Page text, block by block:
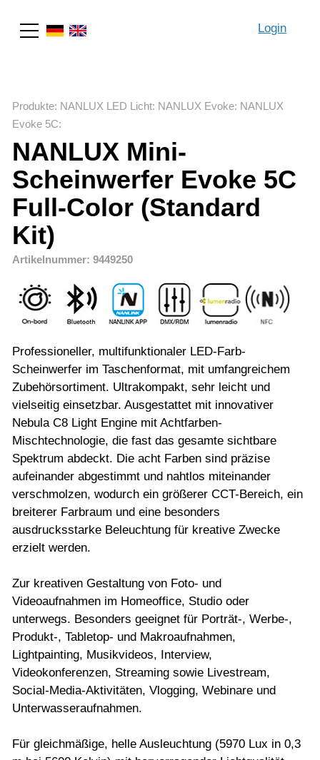
Login
Produkte: NANLUX LED Licht: NANLUX Evoke: NANLUX
Evoke 5C:
NANLUX Mini-
Scheinwerfer Evoke 5C
Full-Color (Standard
Kit)
Artikelnummer: 9449250
Professioneller, multifunktionaler LED-Farb-
Scheinwerfer im Taschenformat, mit umfangreichem
Zubehörsortiment. Ultrakompakt, sehr leicht und
vielseitig einsetzbar. Ausgestattet mit innovativer
Nebula C8 Light Engine mit Achtfarben-
Mischtechnologie, die fast das gesamte sichtbare
Spektrum abdeckt. Die acht Farben sind präzise
aufeinander abgestimmt und nahtlos miteinander
verschmolzen, wodurch ein größerer CCT-Bereich, ein
breiterer Farbraum und eine besonders
ausdrucksstarke Beleuchtung für kreative Zwecke
erzielt werden.
Zur kreativen Gestaltung von Foto- und
Videoaufnahmen im Homeoffice, Studio oder
unterwegs. Besonders geeignet für Porträt-, Werbe-,
Produkt-, Tabletop- und Makroaufnahmen,
Lightpainting, Musikvideos, Interview,
Videokonferenzen, Streaming sowie Livestream,
Social-Media-Aktivitäten, Vlogging, Webinare und
Unterwasseraufnahmen.
Für gleichmäßige, helle Ausleuchtung (5970 Lux in 0,3